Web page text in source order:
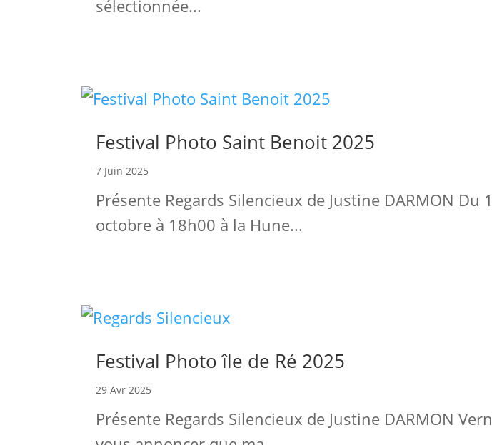
sélectionnée...
Festival Photo Saint Benoit 2025
7 Juin 2025
Présente Regards Silencieux de Justine DARMON
octobre à 18h00 à la Hune...
Festival Photo île de Ré 2025
29 Avr 2025
Présente Regards Silencieux de Justine DARMON